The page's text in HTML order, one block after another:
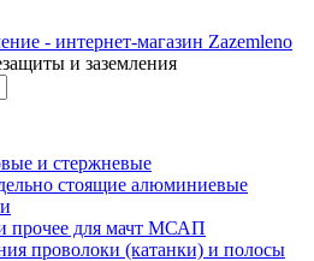
и заземления
и стержневые
стоящие алюминиевые
прочее для мачт МСАП
проволоки (катанки) и полосы